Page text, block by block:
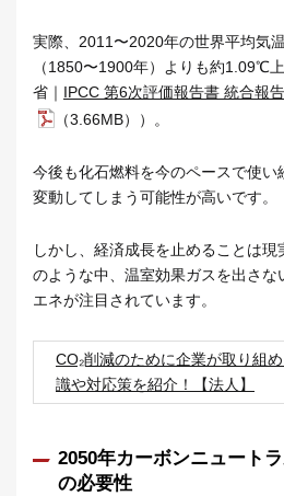
実際、2011〜2020年の世界平均気
（1850〜1900年）よりも約1.09℃
省｜ IPCC 第6次評価報告書 統合報
（3.66MB））。
今後も化石燃料を今のペースで使
変動してしまう可能性が高いです。
しかし、経済成長を止めることは現
のような中、温室効果ガスを出さ
エネが注目されています。
CO₂削減のために企業が取り組
識や対応策を紹介！【法人】
2050年カーボンニュート
の必要性